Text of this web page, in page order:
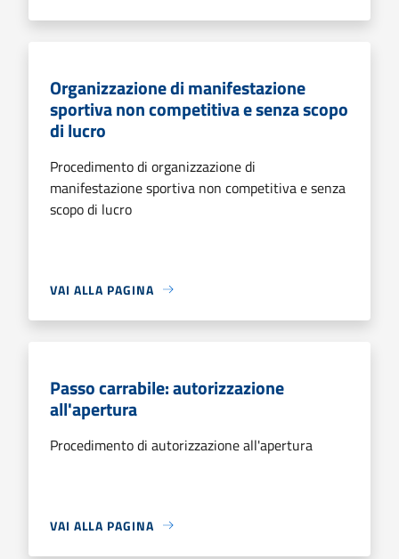
Organizzazione di manifestazione
sportiva non competitiva e senza scopo
di lucro
Procedimento di organizzazione di
manifestazione sportiva non competitiva e senza
scopo di lucro
VAI ALLA PAGINA
Passo carrabile: autorizzazione
all'apertura
Procedimento di autorizzazione all'apertura
VAI ALLA PAGINA